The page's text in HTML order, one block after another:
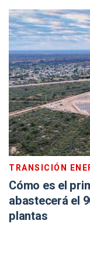
TRANSICIÓN
Cómo es el
abastecerá el
plantas